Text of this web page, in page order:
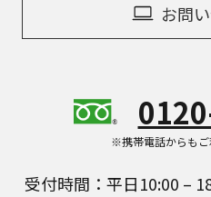
お問
※携帯電話からも
受付時間：平日10:00 –